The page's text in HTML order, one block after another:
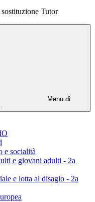
Tutor
Menu di
e socialità
e giovani adulti - 2a
e lotta al disagio - 2a